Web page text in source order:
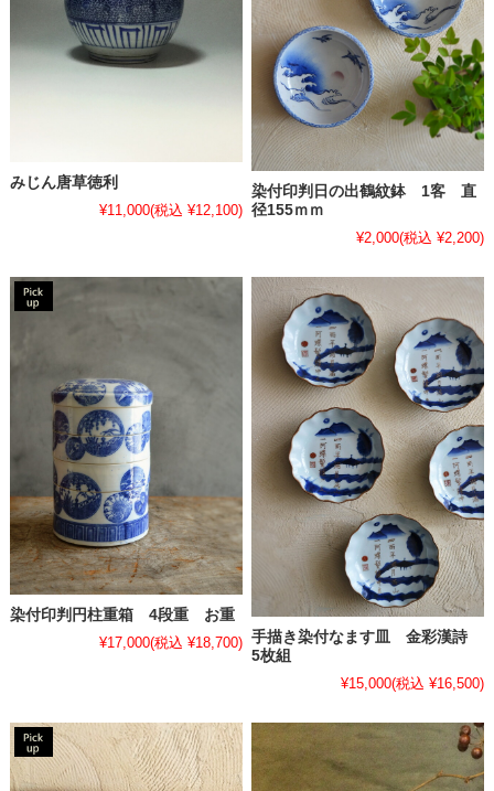
みじん唐草徳利
¥11,000(税込 ¥12,100)
染付印判日の出鶴紋鉢 1客 直
径155ｍｍ
¥2,000(税込 ¥2,200)
染付印判円柱重箱 4段重 お重
¥17,000(税込 ¥18,700) 手描き染付なます皿 金彩漢詩
5枚組
¥15,000(税込 ¥16,500)